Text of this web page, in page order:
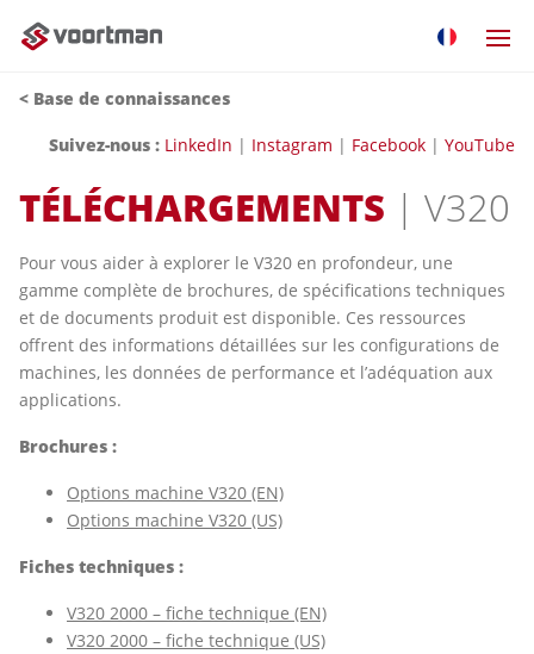
< Base de connaissances
Suivez-nous : LinkedIn | Instagram | Facebook | YouTube
TÉLÉCHARGEMENTS | V320
Pour vous aider à explorer le V320 en profondeur, une
gamme complète de brochures, de spécifications techniques
et de documents produit est disponible. Ces ressources
offrent des informations détaillées sur les configurations de
machines, les données de performance et l’adéquation aux
applications.
Brochures :
Options machine V320 (EN)
Options machine V320 (US)
Fiches techniques :
V320 2000 – fiche technique (EN)
V320 2000 – fiche technique (US)